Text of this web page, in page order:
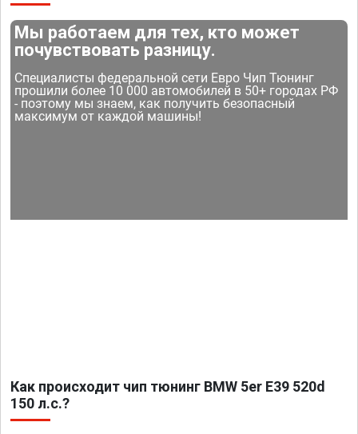
Мы работаем для тех, кто может
почувствовать разницу.
Специалисты федеральной сети Евро Чип Тюнинг
прошили более 10 000 автомобилей в 50+ городах РФ
- поэтому мы знаем, как получить безопасный
максимум от каждой машины!
Как происходит чип тюнинг BMW 5er E39 520d
150 л.с.?